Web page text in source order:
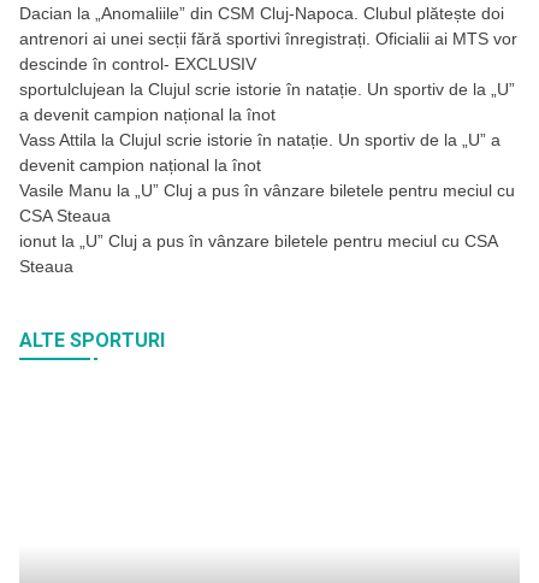
Dacian la
„Anomaliile” din CSM Cluj-Napoca. Clubul plătește doi
antrenori ai unei secții fără sportivi înregistrați. Oficialii ai MTS vor
descinde în control- EXCLUSIV
sportulclujean la Clujul scrie istorie în natație. Un sportiv de la „U”
a devenit campion național la înot
Vass Attila la Clujul scrie istorie în natație. Un sportiv de la „U” a
devenit campion național la înot
Vasile Manu la
„U” Cluj a pus în vânzare biletele pentru meciul cu
CSA Steaua
ionut la
„U” Cluj a pus în vânzare biletele pentru meciul cu CSA
Steaua
ALTE SPORTURI